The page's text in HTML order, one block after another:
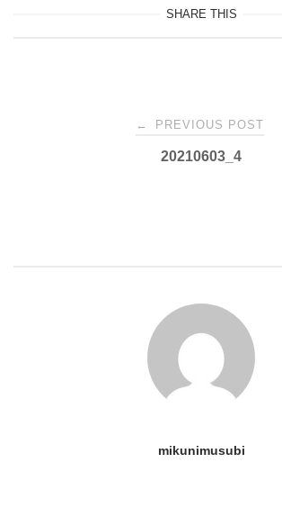
SHARE THIS
← PREVIOUS POST
20210603_4
mikunimusubi